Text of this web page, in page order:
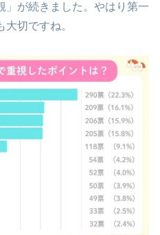
」が続きました。やはり第一
切ですね。